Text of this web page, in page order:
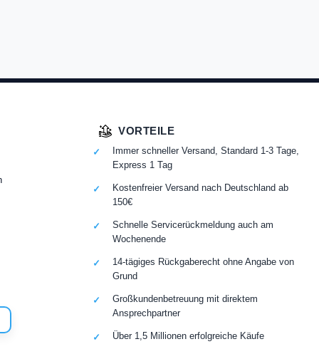
VORTEILE
Immer schneller Versand, Standard 1-3 Tage,
Express 1 Tag
Kostenfreier Versand nach Deutschland ab
150€
Schnelle Servicerückmeldung auch am
Wochenende
14-tägiges Rückgaberecht ohne Angabe von
Grund
Großkundenbetreuung mit direktem
Ansprechpartner
Über 1,5 Millionen erfolgreiche Käufe